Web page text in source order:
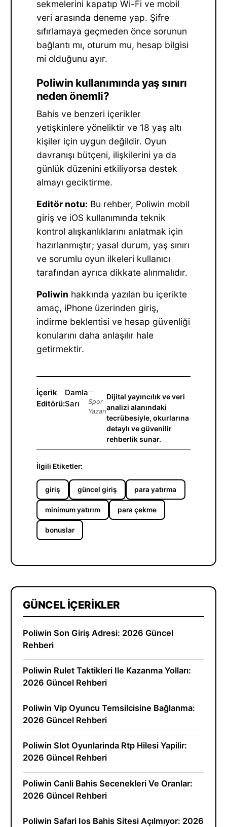
sekmelerini kapatıp Wi-Fi ve mobil
veri arasında deneme yap. Şifre
sıfırlamaya geçmeden önce sorunun
bağlantı mı, oturum mu, hesap bilgisi
mi olduğunu ayır.
Poliwin kullanımında yaş sınırı
neden önemli?
Bahis ve benzeri içerikler
yetişkinlere yöneliktir ve 18 yaş altı
kişiler için uygun değildir. Oyun
davranışı bütçeni, ilişkilerini ya da
günlük düzenini etkiliyorsa destek
almayı geciktirme.
Editör notu: Bu rehber, Poliwin mobil
giriş ve iOS kullanımında teknik
kontrol alışkanlıklarını anlatmak için
hazırlanmıştır; yasal durum, yaş sınırı
ve sorumlu oyun ilkeleri kullanıcı
tarafından ayrıca dikkate alınmalıdır.
Poliwin hakkında yazılan bu içerikte
amaç, iPhone üzerinden giriş,
indirme beklentisi ve hesap güvenliği
konularını daha anlaşılır hale
getirmektir.
İçerik
Editörü:
Damla
Sarı
—
Spor
Yazarı
Dijital yayıncılık ve veri
analizi alanındaki
tecrübesiyle, okurlarına
detaylı ve güvenilir
rehberlik sunar.
İlgili Etiketler:
giriş güncel giriş para yatırma
minimum yatırım para çekme
bonuslar
GÜNCEL İÇERIKLER
Poliwin Son Giriş Adresi: 2026 Güncel
Rehberi
Poliwin Rulet Taktikleri Ile Kazanma Yolları:
2026 Güncel Rehberi
Poliwin Vip Oyuncu Temsilcisine Bağlanma:
2026 Güncel Rehberi
Poliwin Slot Oyunlarinda Rtp Hilesi Yapilir:
2026 Güncel Rehberi
Poliwin Canli Bahis Secenekleri Ve Oranlar:
2026 Güncel Rehberi
Poliwin Safari Ios Bahis Sitesi Açılmıyor: 2026